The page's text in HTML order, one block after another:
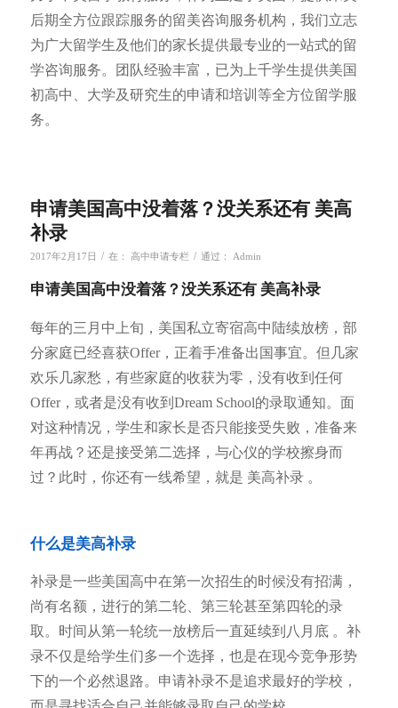
后期全方位跟踪服务的留美咨询服务机构，我们立志
为广大留学生及他们的家长提供最专业的一站式的留
学咨询服务。团队经验丰富，已为上千学生提供美国
初高中、大学及研究生的申请和培训等全方位留学服
务。
申请美国高中没着落？没关系还有 美高
补录
2017年2月17日 / 在： 高中申请专栏 / 通过： Admin
申请美国高中没着落？没关系还有 美高补录
每年的三月中上旬，美国私立寄宿高中陆续放榜，部
分家庭已经喜获Offer，正着手准备出国事宜。但几家
欢乐几家愁，有些家庭的收获为零，没有收到任何
Offer，或者是没有收到Dream School的录取通知。面
对这种情况，学生和家长是否只能接受失败，准备来
年再战？还是接受第二选择，与心仪的学校擦身而
过？此时，你还有一线希望，就是 美高补录 。
什么是美高补录
补录是一些美国高中在第一次招生的时候没有招满，
尚有名额，进行的第二轮、第三轮甚至第四轮的录
取。时间从第一轮统一放榜后一直延续到八月底 。补
录不仅是给学生们多一个选择，也是在现今竞争形势
下的一个必然退路。申请补录不是追求最好的学校，